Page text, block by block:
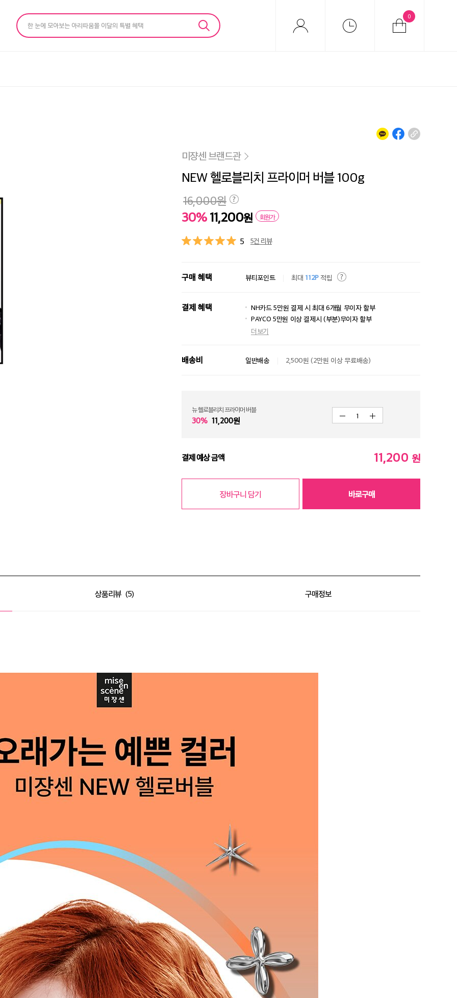
한 눈에 모아보는 아리따움몰 이달의 특별 혜택
0
미쟝센 브랜드관
NEW 헬로블리치 프라이머 버블 100g
30% 11,200원 회원가
16,000원
5 5건 리뷰
구매 혜택 뷰티포인트 최대 112P적립
결제 혜택
NH카드 5만원 결제 시 최대 6개월 무이자 할부
PAYCO 5만원 이상 결제시 (부분)무이자 할부
더보기
배송비 일반배송 2,500원 (2만원 이상 무료배송)
뉴 헬로블리치 프라이머 버블
30% 11,200원 1
결제 예상 금액 11,200 원
장바구니 담기 바로구매
상품리뷰 5 구매정보